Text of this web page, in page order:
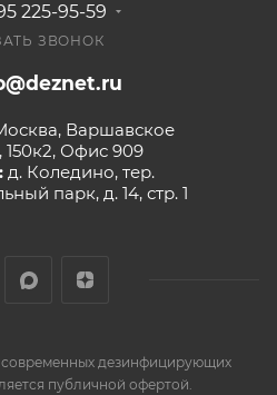
225-95-59
ЗВОНОК
Варшавское
150к2, Офис 909
д. Коледино, тер.
парк, д. 14, стр. 1
дезинфицирующих
публичной офертой.